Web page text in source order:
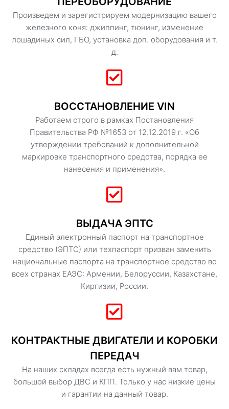
Произведем и зарегистрируем модернизацию вашего
железного коня: джиппинг, тюнинг, изменение
лошадиных сил, ГБО, установка доп. оборудования и т.
д.
ВОССТАНОВЛЕНИЕ VIN
Работаем строго в рамках Постановления
Правительства РФ №1653 от 12.12.2019 г. «Об
утверждении требований к дополнительной
маркировке транспортного средства, порядка ее
нанесения и применения».
ВЫДАЧА ЭПТС
Единый электронный паспорт на транспортное
средство (ЭПТС) или техпаспорт призван заменить
национальные паспорта на транспортное средство во
всех странах ЕАЭС: Армении, Белоруссии, Казахстане,
Киргизии, России.
КОНТРАКТНЫЕ ДВИГАТЕЛИ И КОРОБКИ
ПЕРЕДАЧ
На наших складах всегда есть нужный вам товар,
большой выбор ДВС и КПП. Только у нас низкие цены
и гарантии на данный товар.